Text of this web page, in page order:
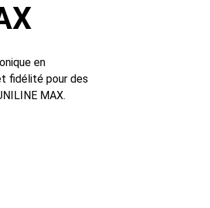
en
fidélité pour des
MAX.